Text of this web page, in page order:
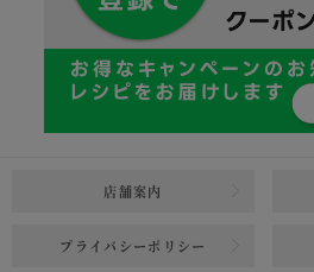
店舗案内
プライバシーポリシー